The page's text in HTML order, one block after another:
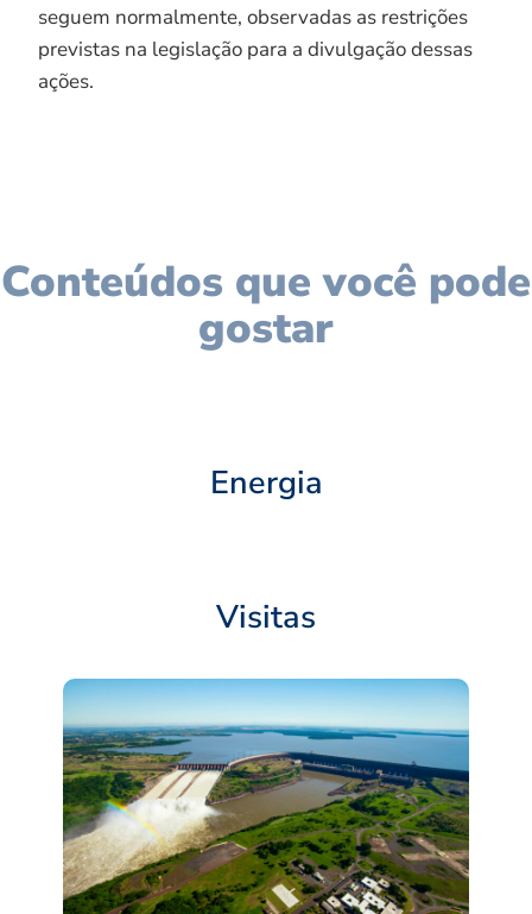
seguem normalmente, observadas as restrições
previstas na legislação para a divulgação dessas
ações.
Conteúdos que você pode
gostar
Energia
Visitas